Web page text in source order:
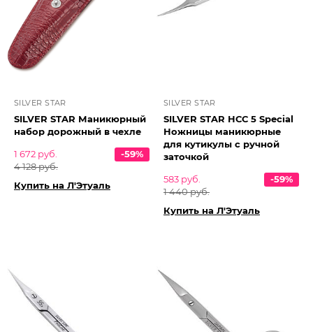
SILVER STAR
SILVER STAR Маникюрный
набор дорожный в чехле
1 672 руб.
4 128 руб.
-59%
Купить на Л'Этуаль
SILVER STAR
SILVER STAR НСС 5 Special
Ножницы маникюрные
для кутикулы с ручной
заточкой
583 руб.
1 440 руб.
-59%
Купить на Л'Этуаль